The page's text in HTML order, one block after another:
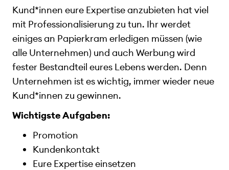
Kund*innen eure Expertise anzubieten hat viel
mit Professionalisierung zu tun. Ihr werdet
einiges an Papierkram erledigen müssen (wie
alle Unternehmen) und auch Werbung wird
fester Bestandteil eures Lebens werden. Denn
Unternehmen ist es wichtig, immer wieder neue
Kund*innen zu gewinnen.
Wichtigste Aufgaben:
Promotion
Kundenkontakt
Eure Expertise einsetzen